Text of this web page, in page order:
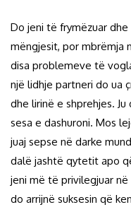
Do jeni të frymëzuar
mëngjesit, por mbrëmja
disa problemeve të
një lidhje partneri do ua
dhe lirinë e shprehjes.
sesa e dashuroni. Mos
juaj sepse në darke
dalë jashtë qytetit apo
jeni më të privilegjuar
do arrijnë suksesin që